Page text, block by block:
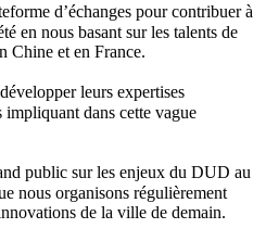
d’échanges pour contribuer à
en nous basant sur les talents de
Chine et en France.
leurs expertises
dans cette vague
public sur les enjeux du DUD au
nous organisons régulièrement
de la ville de demain.